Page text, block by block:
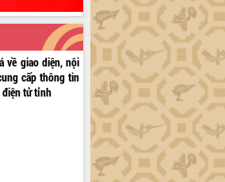
về giao diện, nội
cấp thông tin
điện tử tỉnh